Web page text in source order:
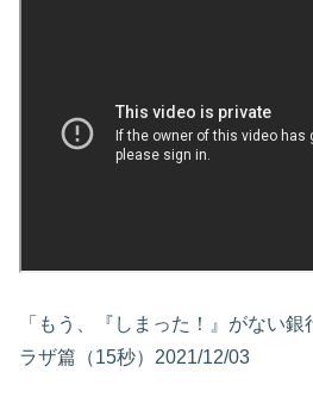
「もう、『しまった！』がない
ラザ篇（15秒）2021/12/03